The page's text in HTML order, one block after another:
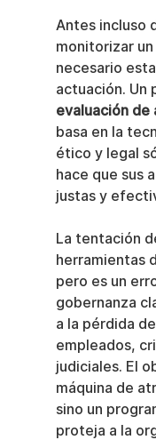
Antes incluso
monitorizar
necesario
actuación. Un
evaluación de
basa en la
ético y legal
hace que sus
justas y
La tentación
herramientas
pero es un
gobernanza
a la pérdida
empleados,
judiciales. El
máquina de
sino un
proteja a la